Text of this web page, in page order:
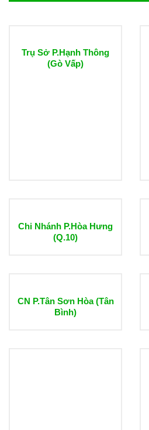
Trụ Sở P.Hạnh Thông
(Gò Vấp)
Chi Nhánh P.Hòa Hưng
(Q.10)
CN P.Tân Sơn Hòa (Tân
Bình)